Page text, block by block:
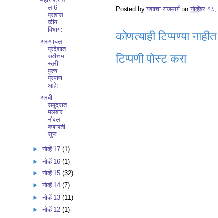
Posted by यशाचा राजमार्ग on नोव्हेंबर
कोणत्याही टिप्पण्‍या
टिप्पणी पोस्ट करा
ल 6
प्रशास
कीय
विभाग:
अरुणाचल
प्रदेशात
सर्वोत्तम
स्त्री-
पुरुष
प्रमाण
आहे:
अरबी
समुद्रात
मलबार
नौदल
कवायती
सुरू.
►नोव्हें 17(1)
►नोव्हें 16(1)
►नोव्हें 15(32)
►नोव्हें 14(7)
►नोव्हें 13(11)
►नोव्हें 12(1)